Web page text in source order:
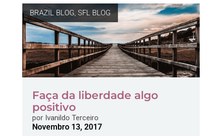
BRAZIL BLOG, SFL BLOG
Faça da liberdade algo
positivo
porIvanildo Terceiro
Novembro 13, 2017